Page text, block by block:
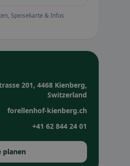
Speisekarte & Infos
201, 4468 Kienberg,
Switzerland
forellenhof-kienberg.ch
+41 62 844 24 01
planen